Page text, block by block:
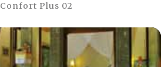
Confort Plus 02